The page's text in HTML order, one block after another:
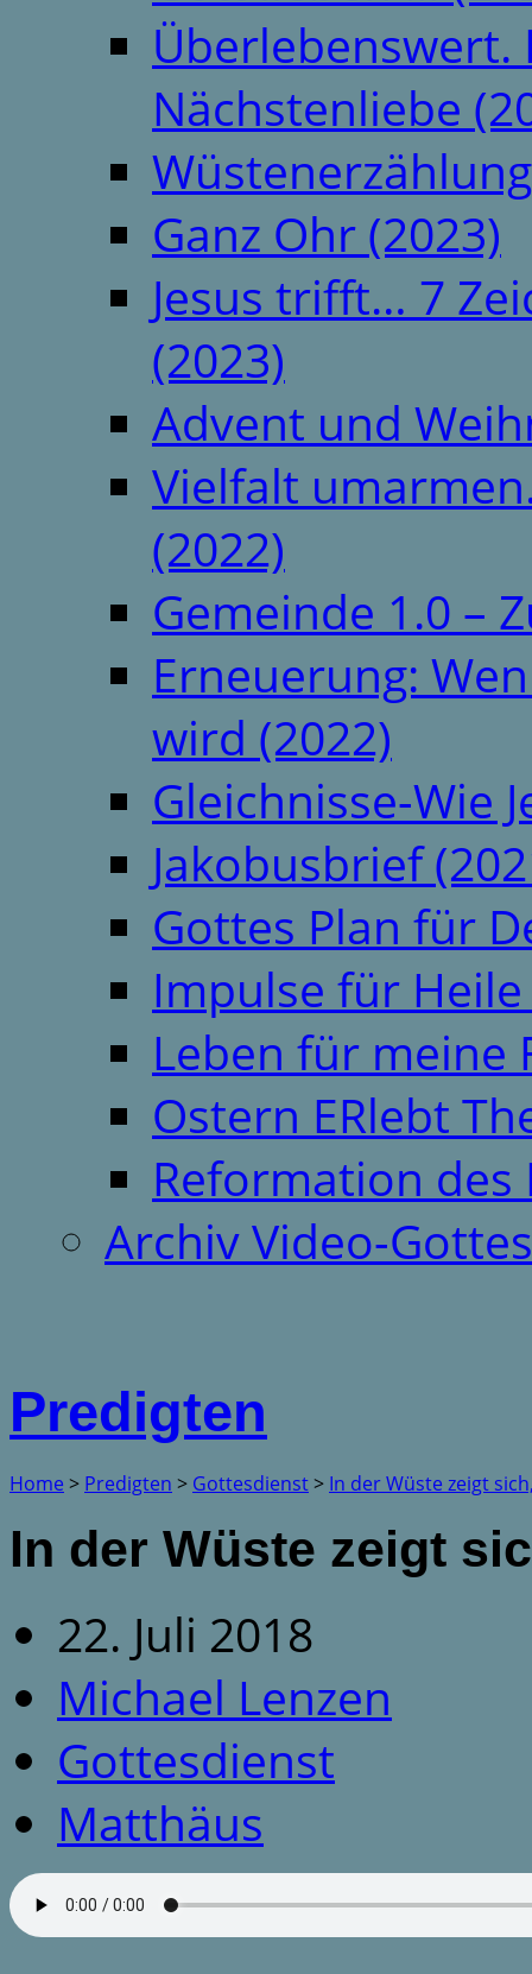
Überlebenswert.
Nächstenliebe
Ganz Ohr (2023)
Jesus trifft… 7
(2023)
Advent und
Vielfalt
(2022)
Gemeinde 1.0 –
Erneuerung:
wird (2022)
Gleichnisse-Wie
Jakobusbrief
Gottes Plan für
Impulse für
Leben für meine
Ostern ERlebt
Reformation des
Archiv Video-
Predigten
Home > Predigten > Gottesdienst> In der Wüste zeigt
In der Wüste zeigt
22. Juli 2018
Michael Lenzen
Gottesdienst
Matthäus